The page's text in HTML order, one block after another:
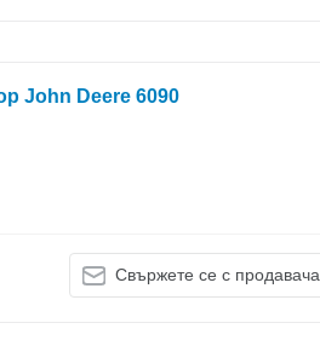
John Deere 6090
Свържете се с продавача